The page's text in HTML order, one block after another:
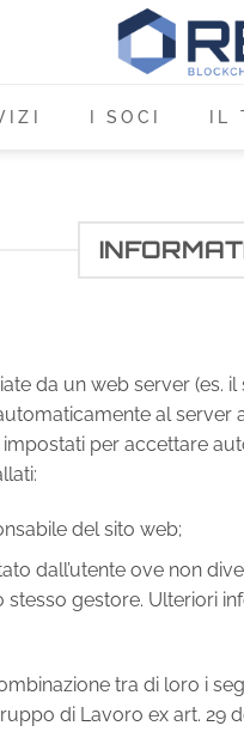
I SOCI IL
da un web server (es.
al server
per accettare
del sito web;
dall’utente ove non
gestore. Ulteriori
tra di loro i
di Lavoro ex art. 29